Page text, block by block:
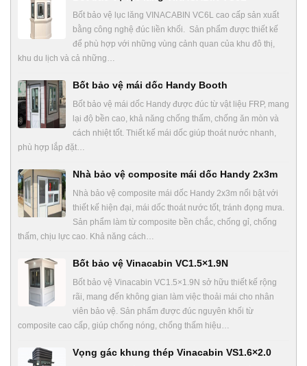
Bốt bảo vệ lục lăng VINACABIN VC6L cao cấp sản xuất
bằng công nghệ đúc liền khối. Sản phẩm được thiết kế
để phù hợp với những vùng cảnh quan của khu đô thị,
khu du lịch và cả những…
Bốt bảo vệ mái dốc Handy Booth
Bốt bảo vệ mái dốc Handy được đúc từ vật liệu FRP, mang
lại độ bền cao, khả năng chống thấm, chống ăn mòn và
cách nhiệt tốt. Thiết kế mái dốc giúp thoát nước nhanh,
phù hợp lắp đặt…
Nhà bảo vệ composite mái dốc Handy 2x3m
Nhà bảo vệ composite mái dốc Handy 2x3m nổi bật với
thiết kế hiện đại, mái dốc thoát nước tốt, tránh đọng mưa.
Sản phẩm làm từ composite bền chắc, chống gỉ, chống
thấm, chịu lực cao. Khả năng cách…
Bốt bảo vệ Vinacabin VC1.5×1.9N
Bốt bảo vệ Vinacabin VC1.5×1.9N sở hữu thiết kế rộng
rãi, mang đến không gian làm việc thoải mái cho nhân
viên bảo vệ. Sản phẩm được đúc nguyên khối từ
composite cao cấp, giúp chống nóng, chống thấm hiệu…
Vọng gác khung thép Vinacabin VS1.6×2.0